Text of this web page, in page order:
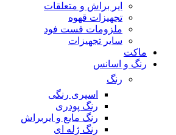
ایر براش و متعلقات
تجهیزات قهوه
ملزومات فست فود
سایر تجهیزات
ماکت
رنگ و اسانس
رنگ
اسپری رنگی
رنگ پودری
رنگ مایع و ایربراش
رنگ ژله ای